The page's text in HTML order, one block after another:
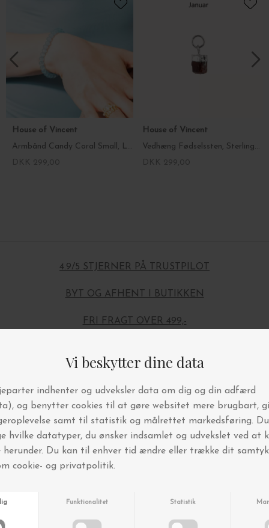
House of Vincent
Armbånd Candy Coral Small, Lagoon
House of Vincent
Vedhæng Fødselssten, Sterlingsølv
4.9/5 STJERNER PÅ TRUSTPILOT
BYT OG AFHENT I BUTIKKEN
FRI FRAGT OVER 499,-
Andre købte også